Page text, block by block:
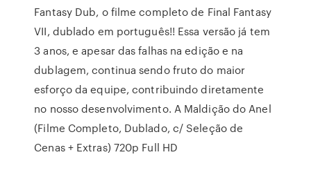
Fantasy Dub, o filme completo de Final Fantasy
VII, dublado em português!! Essa versão já tem
3 anos, e apesar das falhas na edição e na
dublagem, continua sendo fruto do maior
esforço da equipe, contribuindo diretamente
no nosso desenvolvimento. A Maldição do Anel
(Filme Completo, Dublado, c/ Seleção de
Cenas + Extras) 720p Full HD